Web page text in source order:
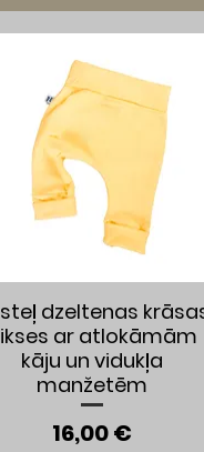
Ātrais skats
dzeltenas
ar atlokāmām
kāju un vidukļa
manžetēm
Cena
16,00 €